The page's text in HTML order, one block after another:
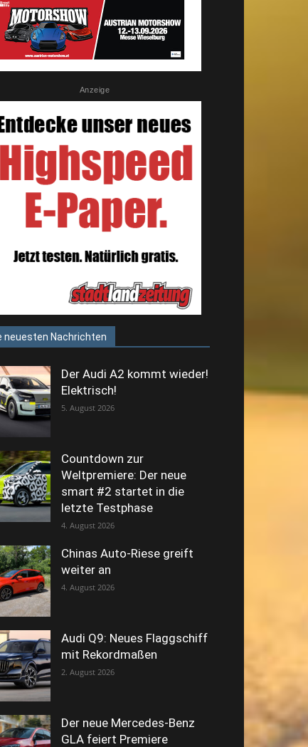
Anzeige
neuesten Nachrichten
Der Audi A2 kommt wieder!
Elektrisch!
5. August 2026
Countdown zur
Weltpremiere: Der neue
smart #2 startet in die
letzte Testphase
4. August 2026
Chinas Auto-Riese greift
weiter an
4. August 2026
Audi Q9: Neues Flaggschiff
mit Rekordmaßen
2. August 2026
Der neue Mercedes-Benz
GLA feiert Premiere